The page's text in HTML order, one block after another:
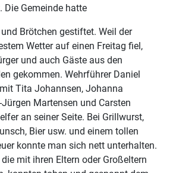
Die Gemeinde hatte
Brötchen gestiftet. Weil der
Wetter auf einen Freitag fiel,
und auch Gäste aus den
gekommen. Wehrführer Daniel
Tita Johannsen, Johanna
Martensen und Carsten
an seiner Seite. Bei Grillwurst,
Bier usw. und einem tollen
konnte man sich nett unterhalten.
mit ihren Eltern oder Großeltern